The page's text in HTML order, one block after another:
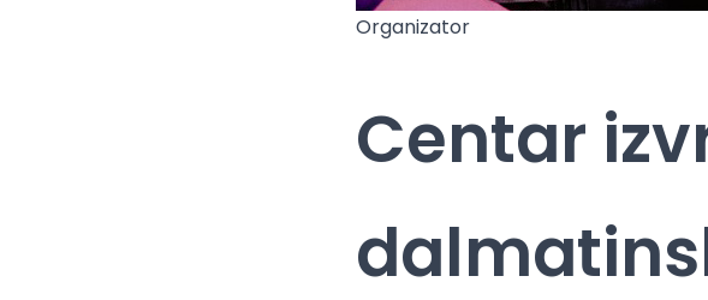
Organizator
Centar